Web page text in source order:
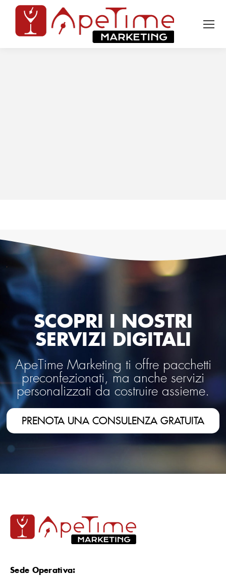
SCOPRI I NOSTRI
SERVIZI DIGITALI
ApeTime Marketing ti offre pacchetti
preconfezionati, ma anche servizi
personalizzati da costruire assieme.
PRENOTA UNA CONSULENZA GRATUITA
Sede Operativa: